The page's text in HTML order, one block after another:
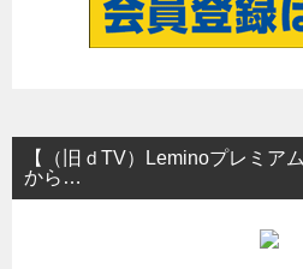
【（旧ｄTV）Leminoプレミア
から…